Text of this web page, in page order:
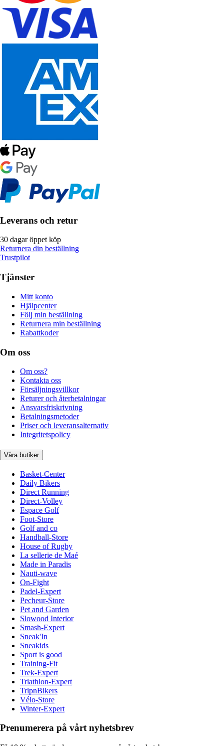
Leverans och retur
30 dagar öppet köp
Returnera din beställning
Trustpilot
Tjänster
Mitt konto
Hjälpcenter
Följ min beställning
Returnera min beställning
Rabattkoder
Om oss
Om oss?
Kontakta oss
Försäljningsvillkor
Returer och återbetalningar
Ansvarsfriskrivning
Betalningsmetoder
Priser och leveransalternativ
Integritetspolicy
Våra butiker
Basket-Center
Daily Bikers
Direct Running
Direct-Volley
Espace Golf
Foot-Store
Golf and co
Handball-Store
House of Rugby
La sellerie de Maé
Made in Paradis
Nauti-wave
On-Fight
Padel-Expert
Pecheur-Store
Pet and Garden
Slowood Interior
Smash-Expert
Sneak'In
Sneakids
Sport is good
Training-Fit
Trek-Expert
Triathlon-Expert
TripnBikers
Vélo-Store
Winter-Expert
Prenumerera på vårt nyhetsbrev